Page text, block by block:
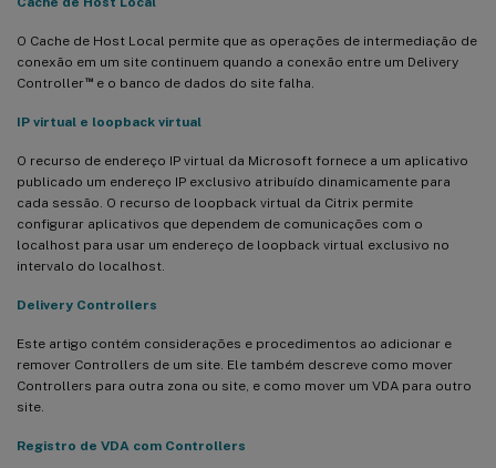
O Cache de Host Local permite que as operações de intermediação de
conexão em um site continuem quando a conexão entre um Delivery
Controller™e o banco de dados do site falha.
IP virtual e loopback virtual
O recurso de endereço IP virtual da Microsoft fornece a um aplicativo
publicado um endereço IP exclusivo atribuído dinamicamente para
cada sessão. O recurso de loopback virtual da Citrix permite
configurar aplicativos que dependem de comunicações com o
localhost para usar um endereço de loopback virtual exclusivo no
intervalo do localhost.
Delivery Controllers
Este artigo contém considerações e procedimentos ao adicionar e
remover Controllers de um site. Ele também descreve como mover
Controllers para outra zona ou site, e como mover um VDA para outro
site.
Registro de VDA com Controllers